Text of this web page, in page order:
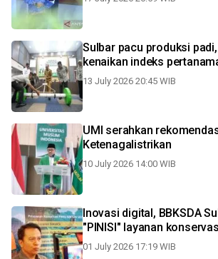
Sulbar pacu produksi
kenaikan indeks
13 July 2026 20:45 WIB
UMI serahkan
Ketenagalistrikan
10 July 2026 14:00 WIB
Inovasi digital, BBKSDA
"PINISI" layanan
01 July 2026 17:19 WIB